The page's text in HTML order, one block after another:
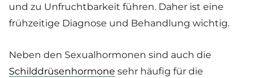
und zu Unfruchtbarkeit führen. Daher ist eine
frühzeitige Diagnose und Behandlung wichtig.
Neben den Sexualhormonen sind auch die
Schilddrüsenhormone sehr häufig für die